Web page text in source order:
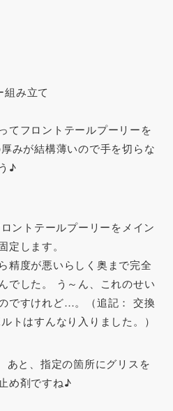
てフロントテールプーリーを
みが結構薄いので手を切らな
♪
ントテールプーリーをメイン
定します。
精度が悪いらしく奥まで完全
でした。 う～ん、これのせい
ですけれど…。（追記： 交換
トはすんなり入りました。）
あと、指定の箇所にグリスを
め剤ですね♪